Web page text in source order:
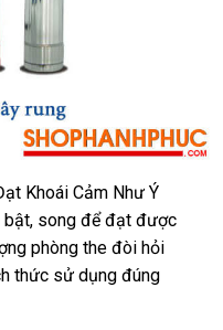
Khoái Cảm Như Ý
bậtbảo
hành
, song gần
nhất
để đạt cao
cấp
được
phòng the đòi hỏi
thức sử dụng đúng